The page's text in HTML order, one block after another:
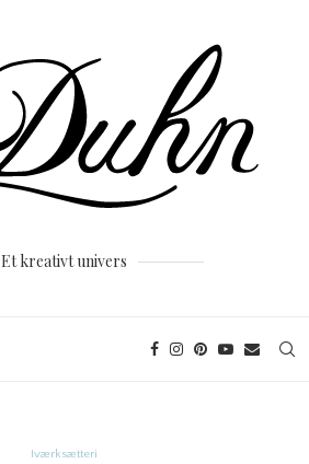
Et kreativt univers
Iværksætteri